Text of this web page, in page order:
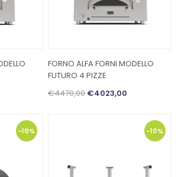
FORNO ALFA FORNI MODELLO
FUTURO 4 PIZZE
€4470,00€4023,00
-10% -10%